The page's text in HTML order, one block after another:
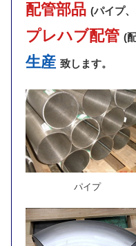
配管部品 (パイプ
プレハブ配管 (
生産 致します。
パイプ